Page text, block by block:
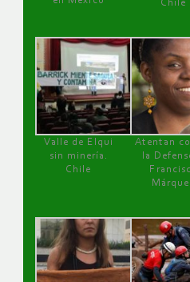
Chile
Valle de Elqui
sin minería.
Chile
Atentan
la